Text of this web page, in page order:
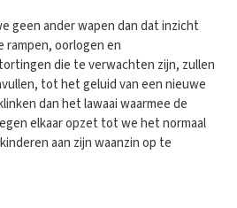
geen ander wapen dan dat inzicht
rampen, oorlogen en
die te verwachten zijn, zullen
tot het geluid van een nieuwe
dan het lawaai waarmee de
elkaar opzet tot we het normaal
aan zijn waanzin op te